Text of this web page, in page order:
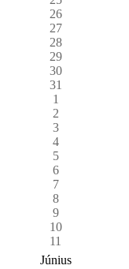
26
27
28
29
30
31
1
2
3
4
5
6
7
8
9
10
11
Június